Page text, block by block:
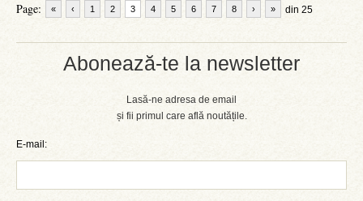
Abonează-te la newsletter
Lasă-ne adresa de email
și fii primul care află noutățile.
E-mail:
Page: « ‹ 1 2 3 4 5 6 7 8 din 25
› »